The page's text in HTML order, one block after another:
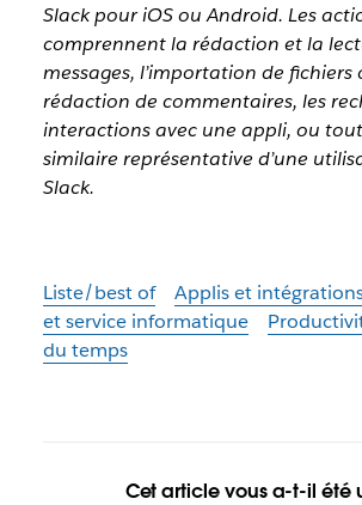
Slack pour iOS ou Android. Les
comprennent la rédaction et la
messages, l’importation de fichiers
rédaction de commentaires, les
interactions avec une appli, ou
similaire représentative d’une
Slack.
Liste/best of Applis et
et service informatique
du temps
Cet article vous a-t-il été